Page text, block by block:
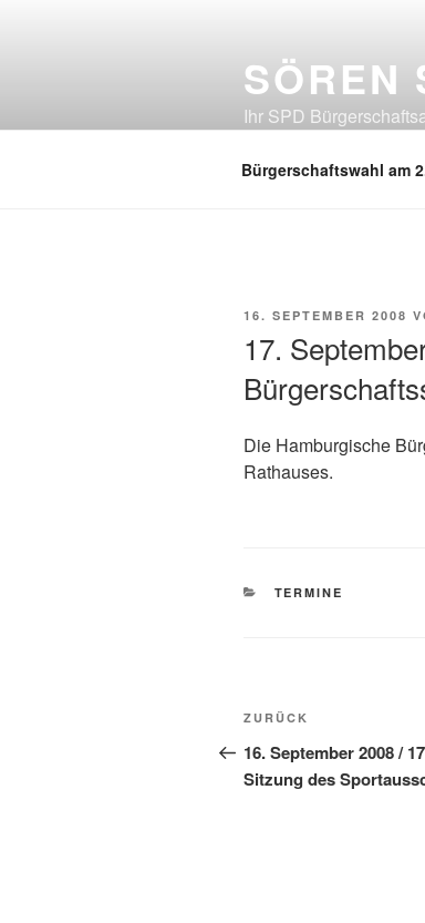
SÖREN
Ihr SPD
Bürgerschaftswahl am
VERÖFFENTLICHT
16. SEPTEMBER 2008
17.
Die Hamburgische
Rathauses.
KATEGORIEN
TERMINE
Vorheriger
Beitrag
ZURÜCK
16. September 2008 /
Sitzung des